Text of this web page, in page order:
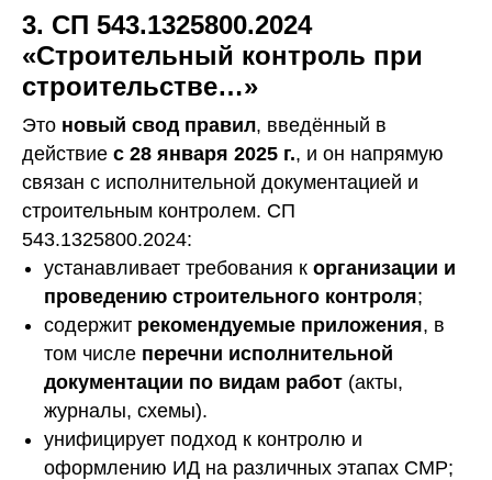
3. СП 543.1325800.2024
«Строительный контроль при
строительстве…»
Это новый свод правил, введённый в
действие с 28 января 2025 г., и он напрямую
связан с исполнительной документацией и
строительным контролем. СП
543.1325800.2024:
устанавливает требования к организации и
проведению строительного контроля;
содержит рекомендуемые приложения, в
том числе перечни исполнительной
документации по видам работ (акты,
журналы, схемы).
унифицирует подход к контролю и
оформлению ИД на различных этапах СМР;